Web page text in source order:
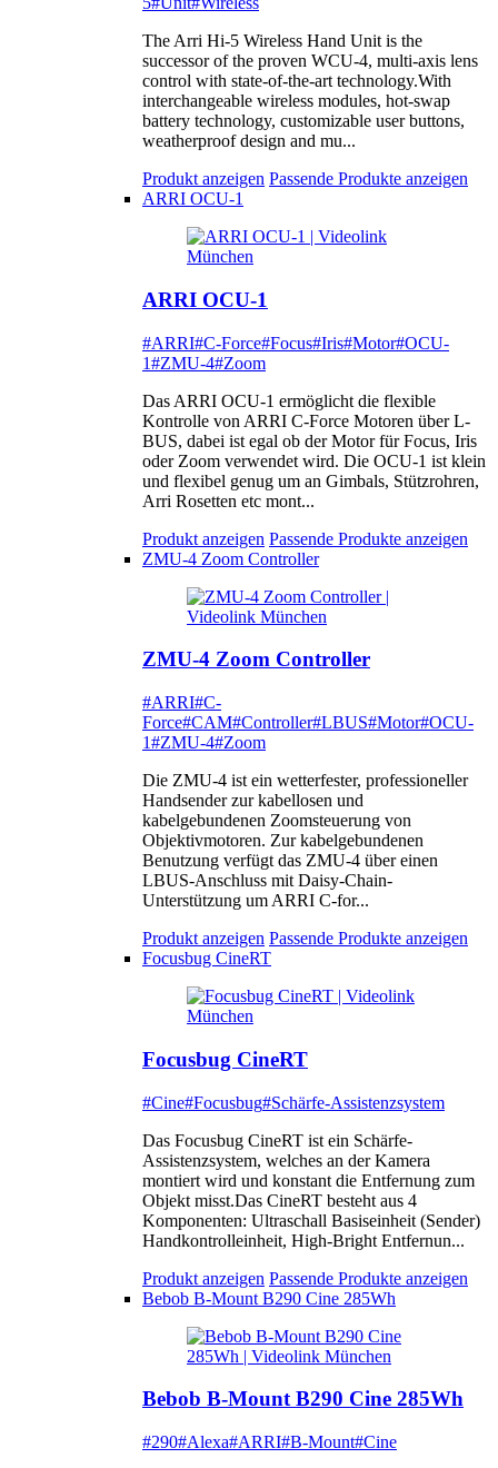
The Arri Hi-5 Wireless Hand Unit is the
successor of the proven WCU-4, multi-axis lens
control with state-of-the-art technology.With
interchangeable wireless modules, hot-swap
battery technology, customizable user buttons,
weatherproof design and mu...
Produkt anzeigen Passende Produkte anzeigen
ARRI OCU-1
ARRI OCU-1
#ARRI#C-Force#Focus#Iris#Motor#OCU-
1#ZMU-4#Zoom
Das ARRI OCU-1 ermöglicht die flexible
Kontrolle von ARRI C-Force Motoren über L-
BUS, dabei ist egal ob der Motor für Focus, Iris
oder Zoom verwendet wird. Die OCU-1 ist klein
und flexibel genug um an Gimbals, Stützrohren,
Arri Rosetten etc mont...
Produkt anzeigen Passende Produkte anzeigen
ZMU-4 Zoom Controller
ZMU-4 Zoom Controller
#ARRI#C-
Force#CAM#Controller#LBUS#Motor#OCU-
1#ZMU-4#Zoom
Die ZMU-4 ist ein wetterfester, professioneller
Handsender zur kabellosen und
kabelgebundenen Zoomsteuerung von
Objektivmotoren. Zur kabelgebundenen
Benutzung verfügt das ZMU-4 über einen
LBUS-Anschluss mit Daisy-Chain-
Unterstützung um ARRI C-for...
Produkt anzeigen Passende Produkte anzeigen
Focusbug CineRT
Focusbug CineRT
#Cine#Focusbug#Schärfe-Assistenzsystem
Das Focusbug CineRT ist ein Schärfe-
Assistenzsystem, welches an der Kamera
montiert wird und konstant die Entfernung zum
Objekt misst.Das CineRT besteht aus 4
Komponenten: Ultraschall Basiseinheit (Sender)
Handkontrolleinheit, High-Bright Entfernun...
Produkt anzeigen Passende Produkte anzeigen
Bebob B-Mount B290 Cine 285Wh
Bebob B-Mount B290 Cine 285Wh
#290#Alexa#ARRI#B-Mount#Cine